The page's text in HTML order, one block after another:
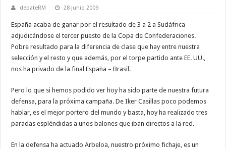
debateRM 28 junio 2009
España acaba de ganar por el resultado de 3 a 2 a Sudáfrica
adjudicándose el tercer puesto de la Copa de Confederaciones.
Pobre resultado para la diferencia de clase que hay entre nuestra
selección y el resto y que además, por el torpe partido ante EE. UU.,
nos ha privado de la final España – Brasil.
Pero lo que si hemos podido ver hoy ha sido parte de nuestra futura
defensa, para la próxima campaña. De Iker Casillas poco podemos
hablar, es el mejor portero del mundo y basta, hoy ha realizado tres
paradas espléndidas a unos balones que iban directos a la red.
En la defensa ha actuado Arbeloa, nuestro próximo fichaje, es un